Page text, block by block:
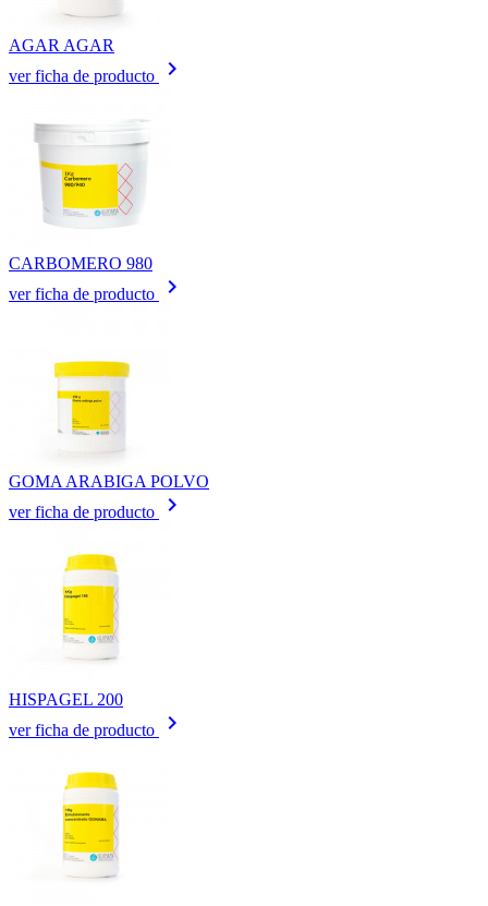
AGAR AGAR
ver ficha de producto
keyboard_arrow_right
CARBOMERO 980
ver ficha de producto
keyboard_arrow_right
GOMA ARABIGA POLVO
ver ficha de producto
keyboard_arrow_right
HISPAGEL 200
ver ficha de producto
keyboard_arrow_right